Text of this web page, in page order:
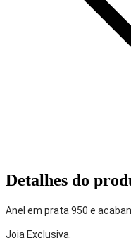
Detalhes do
Anel em prata 950 e
Joia Exclusiva.